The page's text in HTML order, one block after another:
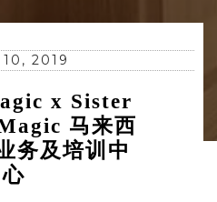
10, 2019
x Sister
马来西
务及培训中
心